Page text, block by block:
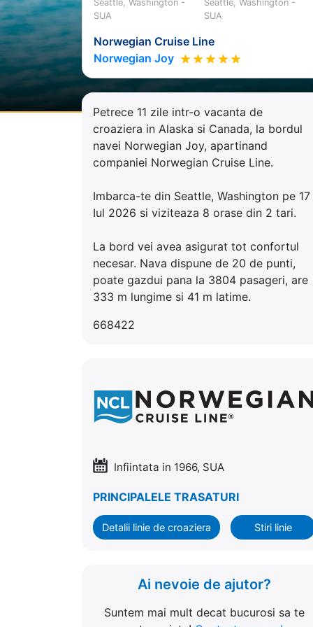
Seattle, Washington -
SUA
Seattle, Washington -
SUA
Norwegian Cruise Line
Norwegian Joy
Petrece 11 zile intr-o vacanta de
croaziera in Alaska si Canada, la bordul
navei Norwegian Joy, apartinand
companiei Norwegian Cruise Line.
Imbarca-te din Seattle, Washington pe 17
Iul 2026 si viziteaza 8 orase din 2 tari.
La bord vei avea asigurat tot confortul
necesar. Nava dispune de 20 de punti,
poate gazdui pana la 3804 pasageri, are
333 m lungime si 41 m latime.
668422
Infiintata in 1966, SUA
PRINCIPALELE TRASATURI
Detalii linie de croaziera Stiri linie
Ai nevoie de ajutor?
Suntem mai mult decat bucurosi sa te